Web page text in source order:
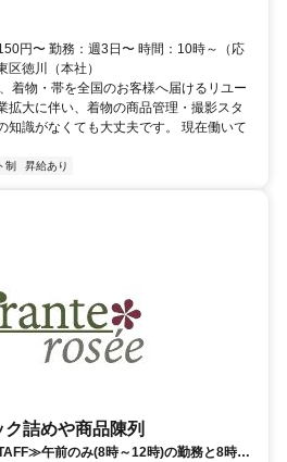
だけます。 駐車料金は会社が負担いた
円〜 勤務：週3日〜 時間：10時～（応
徳川（本社）
着物・帯を全国のお客様へ届けるリユー
拡大に伴い、着物の商品管理・撮影スタ
知識がなくても大丈夫です。 現在働いて
制 昇給あり
詰めや商品陳列
午前のみ(8時～12時)の勤務と8時～